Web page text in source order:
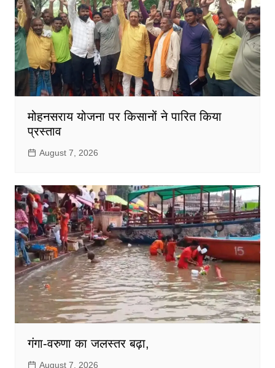
मोहनसराय योजना पर किसानों ने पारित किया
प्रस्ताव
August 7, 2026
गंगा-वरुणा का जलस्तर बढ़ा,
August 7, 2026